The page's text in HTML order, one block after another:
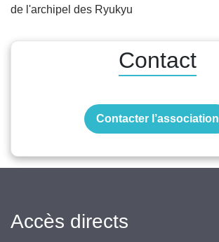
de l'archipel des Ryukyu
Contact
Contacter l’association
Accès directs